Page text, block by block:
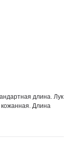
длина. Лук
кожанная. Длина